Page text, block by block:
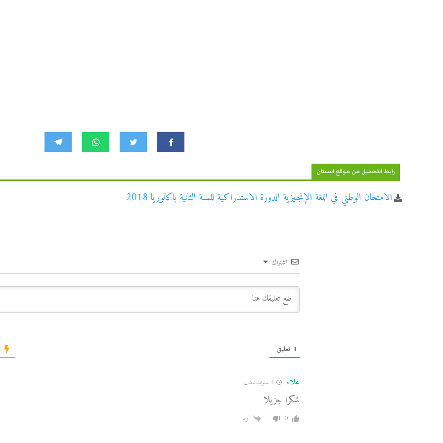
رابط التحميل من موقع البستان
الامتحان الوطني في اللغة الإنجليزية الدورة الاستدراكية للسنة الثانية باكالوريا 2018
اشتراك
1 تعليق
علاء 4 سنوات مضت
شكرا جزيلا
0 رد